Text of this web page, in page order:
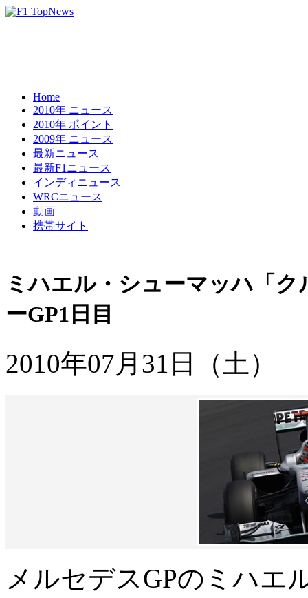
Home
2010年 ニュース
2010年 ポイント
2009年 ニュース
最新ニュース
最新F1ニュース
インディニュース
WRCニュース
動画
携帯サイト
ミハエル・シューマッハ「
ーGP1日目
2010年07月31日（土）
メルセデスGPのミハエ